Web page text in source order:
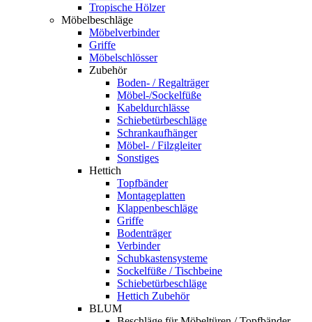
Tropische Hölzer
Möbelbeschläge
Möbelverbinder
Griffe
Möbelschlösser
Zubehör
Boden- / Regalträger
Möbel-/Sockelfüße
Kabeldurchlässe
Schiebetürbeschläge
Schrankaufhänger
Möbel- / Filzgleiter
Sonstiges
Hettich
Topfbänder
Montageplatten
Klappenbeschläge
Griffe
Bodenträger
Verbinder
Schubkastensysteme
Sockelfüße / Tischbeine
Schiebetürbeschläge
Hettich Zubehör
BLUM